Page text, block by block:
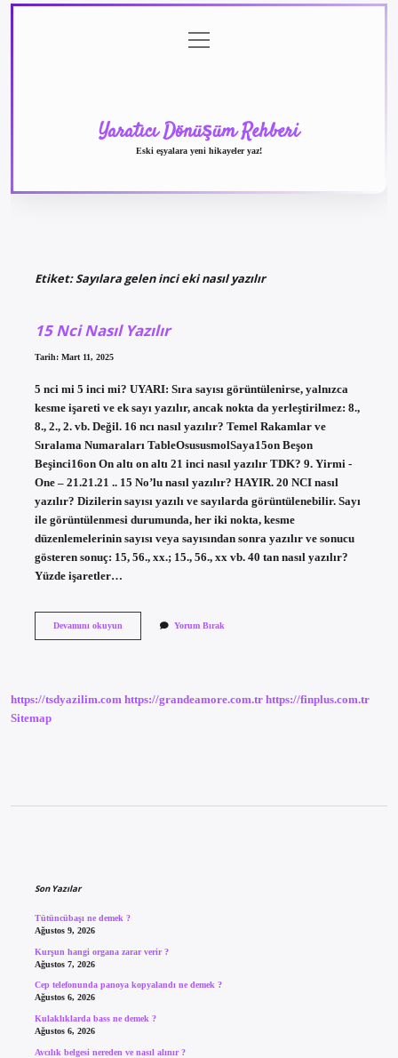
menüyü
aç
Yaratıcı Dönüşüm Rehberi
Eski eşyalara yeni hikayeler yaz!
Etiket:Sayılara gelen inci eki nasıl yazılır
15 Nci Nasıl Yazılır
Tarih: Mart 11, 2025
5 nci mi 5 inci mi? UYARI: Sıra sayısı görüntülenirse, yalnızca
kesme işareti ve ek sayı yazılır, ancak nokta da yerleştirilmez: 8.,
8., 2., 2. vb. Değil. 16 ncı nasıl yazılır? Temel Rakamlar ve
Sıralama Numaraları TableOsususmolSaya15on Beşon
Beşinci16on On altı on altı 21 inci nasıl yazılır TDK? 9. Yirmi -
One – 21.21.21 .. 15 No’lu nasıl yazılır? HAYIR. 20 NCI nasıl
yazılır? Dizilerin sayısı yazılı ve sayılarda görüntülenebilir. Sayı
ile görüntülenmesi durumunda, her iki nokta, kesme
düzenlemelerinin sayısı veya sayısından sonra yazılır ve sonucu
gösteren sonuç: 15, 56., xx.; 15., 56., xx vb. 40 tan nasıl yazılır?
Yüzde işaretler…
Devamını okuyun15
Yorum Bırak
https://tsdyazilim.com https://grandeamore.com.tr https://finplus.com.tr
Sitemap
Son Yazılar
Tütüncübaşı ne demek ?
Ağustos 9, 2026
Kurşun hangi organa zarar verir ?
Ağustos 7, 2026
Cep telefonunda panoya kopyalandı ne demek ?
Ağustos 6, 2026
Kulaklıklarda bass ne demek ?
Ağustos 6, 2026
Avcılık belgesi nereden ve nasıl alınır ?